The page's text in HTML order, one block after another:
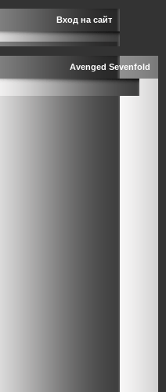
Вход на сайт
Avenged Sevenfold